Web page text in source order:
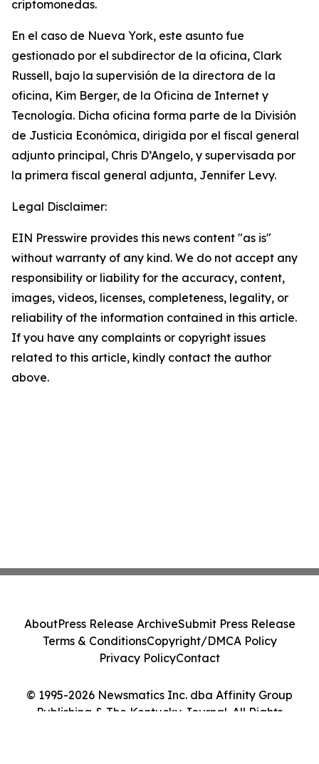
criptomonedas.
En el caso de Nueva York, este asunto fue
gestionado por el subdirector de la oficina, Clark
Russell, bajo la supervisión de la directora de la
oficina, Kim Berger, de la Oficina de Internet y
Tecnología. Dicha oficina forma parte de la División
de Justicia Económica, dirigida por el fiscal general
adjunto principal, Chris D’Angelo, y supervisada por
la primera fiscal general adjunta, Jennifer Levy.
Legal Disclaimer:
EIN Presswire provides this news content "as is"
without warranty of any kind. We do not accept any
responsibility or liability for the accuracy, content,
images, videos, licenses, completeness, legality, or
reliability of the information contained in this article.
If you have any complaints or copyright issues
related to this article, kindly contact the author
above.
© 1995-2026 Newsmatics Inc. dba Affinity Group
Publishing & The Kentucky Journal. All Rights
AboutPress Release ArchiveSubmit Press Release
Terms & ConditionsCopyright/DMCA Policy
Privacy PolicyContact